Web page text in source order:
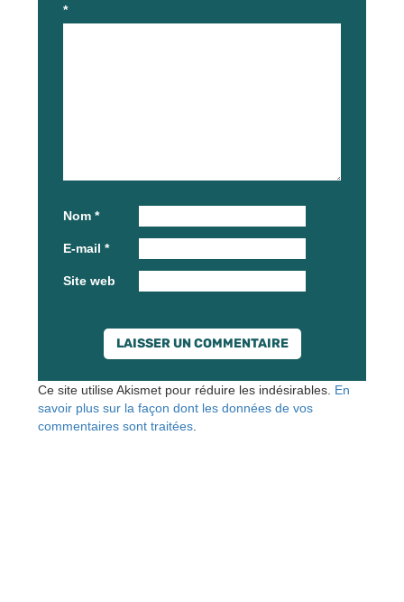
*
Nom *
E-mail *
Site web
Ce site utilise Akismet pour réduire les indésirables. En
savoir plus sur la façon dont les données de vos
commentaires sont traitées